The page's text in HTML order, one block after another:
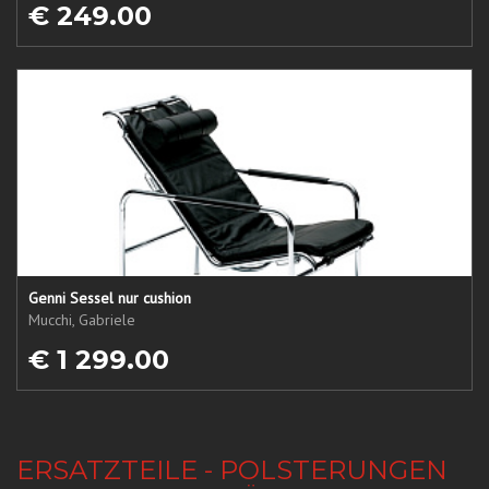
€ 249.00
Genni Sessel nur cushion
Mucchi, Gabriele
€ 1 299.00
ERSATZTEILE - POLSTERUNGEN